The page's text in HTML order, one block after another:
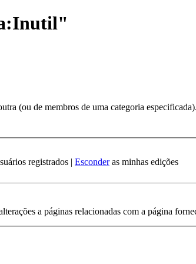
(ou de membros de uma categoria especificada).
registrados | Esconderas minhas edições
a páginas relacionadas com a página